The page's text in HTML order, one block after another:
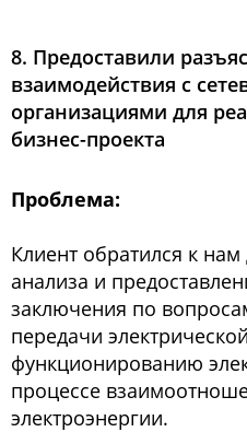
8. Предоставили
взаимодействия с
организациями для
бизнес-проекта
Проблема:
Клиент обратился к
анализа и
заключения по
передачи
функционированию
процессе
электроэнергии.